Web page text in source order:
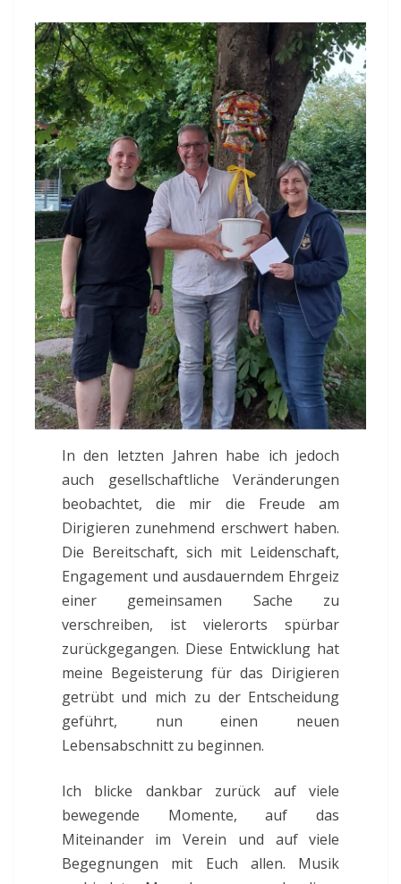
In den letzten Jahren habe ich jedoch
auch gesellschaftliche Veränderungen
beobachtet, die mir die Freude am
Dirigieren zunehmend erschwert haben.
Die Bereitschaft, sich mit Leidenschaft,
Engagement und ausdauerndem Ehrgeiz
einer gemeinsamen Sache zu
verschreiben, ist vielerorts spürbar
zurückgegangen. Diese Entwicklung hat
meine Begeisterung für das Dirigieren
getrübt und mich zu der Entscheidung
geführt, nun einen neuen
Lebensabschnitt zu beginnen.
Ich blicke dankbar zurück auf viele
bewegende Momente, auf das
Miteinander im Verein und auf viele
Begegnungen mit Euch allen. Musik